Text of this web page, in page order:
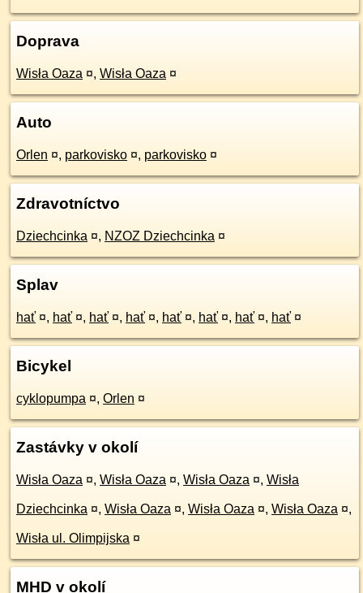
Doprava
Wisła Oaza ¤, Wisła Oaza ¤
Auto
Orlen ¤, parkovisko ¤, parkovisko ¤
Zdravotníctvo
Dziechcinka ¤, NZOZ Dziechcinka ¤
Splav
hať ¤, hať ¤, hať ¤, hať ¤, hať ¤, hať ¤, hať ¤, hať ¤
Bicykel
cyklopumpa ¤, Orlen ¤
Zastávky v okolí
Wisła Oaza ¤, Wisła Oaza ¤, Wisła Oaza ¤, Wisła
Dziechcinka ¤, Wisła Oaza ¤, Wisła Oaza ¤, Wisła Oaza ¤,
Wisła ul. Olimpijska ¤
MHD v okolí